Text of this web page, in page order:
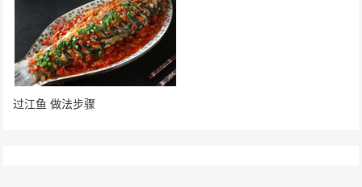
过江鱼 做法步骤